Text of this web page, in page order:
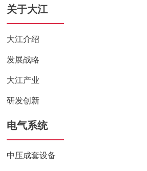
关于大江
大江介绍
发展战略
大江产业
研发创新
电气系统
中压成套设备